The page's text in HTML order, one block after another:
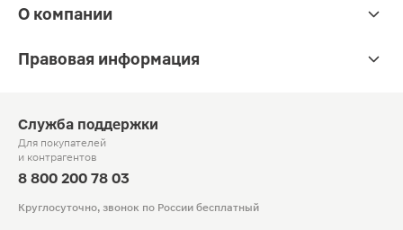
О компании
Правовая информация
Служба поддержки
Для покупателей
и контрагентов
8 800 200 78 03
Круглосуточно, звонок по России бесплатный